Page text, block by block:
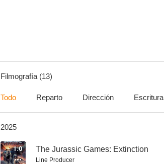
Army of Frankensteins
Filmografía (13)
Todo Reparto Dirección Escritura
2025
1.0 The Jurassic Games: Extinction
Line Producer